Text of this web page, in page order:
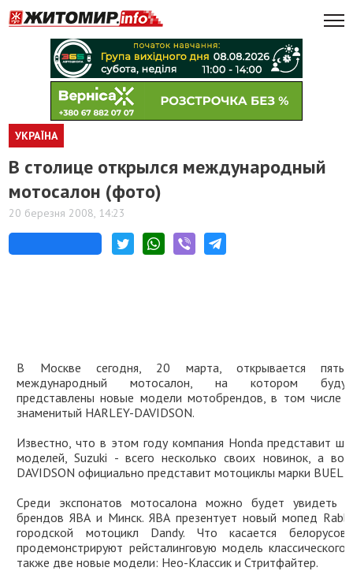
УКРАЇНА
В столице открылся международный
мотосалон (фото)
20 березня 2008, 14:23
В Москве сегодня, 20 марта, открывается пятый
международный мотосалон, на котором будут
представлены новые модели мотобрендов, в том числе и
знаменитый HARLEY-DAVIDSON.
Известно, что в этом году компания Honda представит
моделей, Suzuki - всего несколько своих новинок, а
DAVIDSON официально представит мотоциклы марки BUELL.
Среди экспонатов мотосалона можно будет увидеть
брендов ЯВА и Минск. ЯВА презентует новый мопед
городской мотоцикл Dandy. Что касается
продемонстрируют рейсталинговую модель
также две новые модели: Нео-Классик и Стритфайтер.